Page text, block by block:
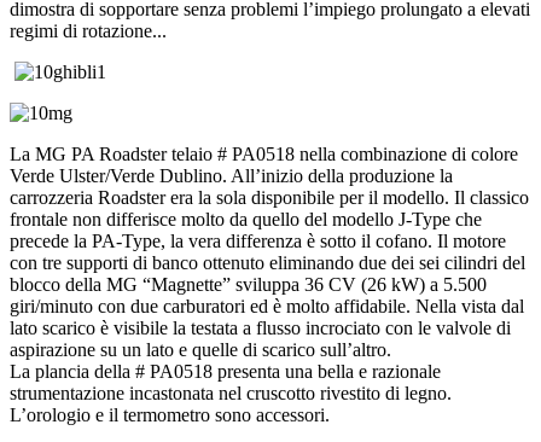
dimostra di sopportare senza problemi l’impiego prolungato a elevati
regimi di rotazione...
La MG PA Roadster telaio # PA0518 nella combinazione di colore
Verde Ulster/Verde Dublino. All’inizio della produzione la
carrozzeria Roadster era la sola disponibile per il modello. Il classico
frontale non differisce molto da quello del modello J-Type che
precede la PA-Type, la vera differenza è sotto il cofano. Il motore
con tre supporti di banco ottenuto eliminando due dei sei cilindri del
blocco della MG “Magnette” sviluppa 36 CV (26 kW) a 5.500
giri/minuto con due carburatori ed è molto affidabile. Nella vista dal
lato scarico è visibile la testata a flusso incrociato con le valvole di
aspirazione su un lato e quelle di scarico sull’altro.
La plancia della # PA0518 presenta una bella e razionale
strumentazione incastonata nel cruscotto rivestito di legno.
L’orologio e il termometro sono accessori.